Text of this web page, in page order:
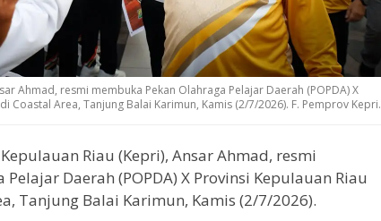
Ahmad, resmi membuka Pekan Olahraga Pelajar Daerah (POPDA) X
Coastal Area, Tanjung Balai Karimun, Kamis (2/7/2026). F. Pemprov Kepri.
Riau (Kepri), Ansar Ahmad, resmi
Daerah (POPDA) X Provinsi Kepulauan Riau
Tanjung Balai Karimun, Kamis (2/7/2026).